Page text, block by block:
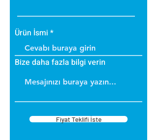
Ürün İsmi
Bize daha fazla bilgi verin
Fiyat Teklifi İste